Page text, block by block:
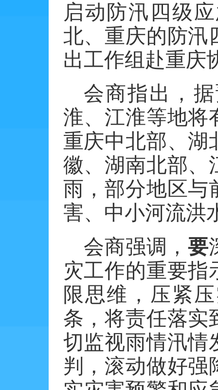
启动防汛四级
北、重庆的防汛
出工作组赴重庆
会商指出，
淮、江淮等地将
重庆中北部、湖
徽、湖南北部、
雨，部分地区与
害、中小河流洪
会商强调，要
灾工作的重要指
限思维，压紧
条，将责任落实
切监视雨情汛情
判，滚动做好强